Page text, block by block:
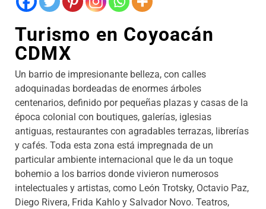
Turismo en Coyoacán
CDMX
Un barrio de impresionante belleza, con calles
adoquinadas bordeadas de enormes árboles
centenarios, definido por pequeñas plazas y casas de la
época colonial con boutiques, galerías, iglesias
antiguas, restaurantes con agradables terrazas, librerías
y cafés. Toda esta zona está impregnada de un
particular ambiente internacional que le da un toque
bohemio a los barrios donde vivieron numerosos
intelectuales y artistas, como León Trotsky, Octavio Paz,
Diego Rivera, Frida Kahlo y Salvador Novo. Teatros,